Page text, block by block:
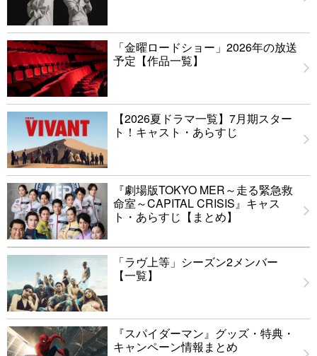
「金曜ロードショー」2026年の放送
予定【作品一覧】
【2026夏ドラマ一覧】7月期スター
ト！キャスト・あらすじ
『劇場版TOKYO MER～走る緊急救
命室～CAPITAL CRISIS』キャス
ト・あらすじ【まとめ】
「ラヴ上等」シーズン2メンバー
【一覧】
『スパイダーマン』グッズ・特典・
キャンペーン情報まとめ